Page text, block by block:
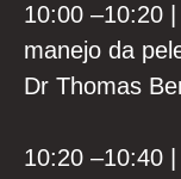
10:00 –10:20
manejo da
Dr Thomas
10:20 –10:40